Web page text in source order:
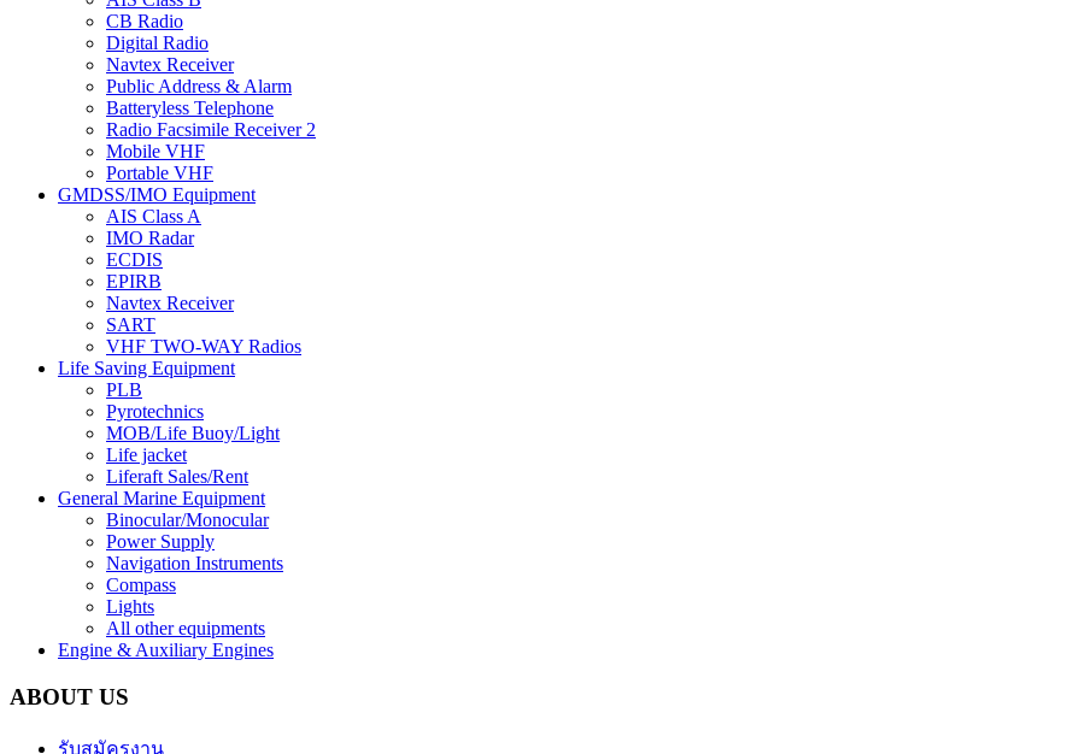
CB Radio
Digital Radio
Navtex Receiver
Public Address & Alarm
Batteryless Telephone
Radio Facsimile Receiver 2
Mobile VHF
Portable VHF
GMDSS/IMO Equipment
AIS Class A
IMO Radar
ECDIS
EPIRB
Navtex Receiver
SART
VHF TWO-WAY Radios
Life Saving Equipment
PLB
Pyrotechnics
MOB/Life Buoy/Light
Life jacket
Liferaft Sales/Rent
General Marine Equipment
Binocular/Monocular
Power Supply
Navigation Instruments
Compass
Lights
All other equipments
Engine & Auxiliary Engines
ABOUT US
รับสมัครงาน